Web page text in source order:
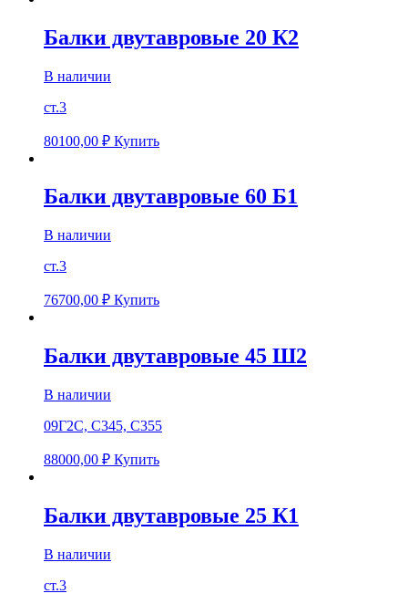
Балки двутавровые 20 К2
В наличии
ст.3
80100,00 ₽ Купить
Балки двутавровые 60 Б1
В наличии
ст.3
76700,00 ₽ Купить
Балки двутавровые 45 Ш2
В наличии
09Г2С, С345, С355
88000,00 ₽ Купить
Балки двутавровые 25 К1
В наличии
ст.3